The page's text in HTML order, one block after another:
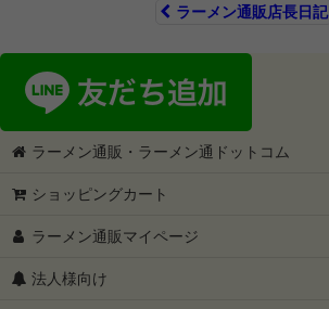
ラーメン通販店長日記
ラーメン通販・ラーメン通ドットコム
ショッピングカート
ラーメン通販マイページ
法人様向け